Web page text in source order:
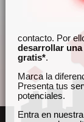
contacto. Por
desarrollar
gratis*.
Marca la
Presenta tus
potenciales.
Entra en